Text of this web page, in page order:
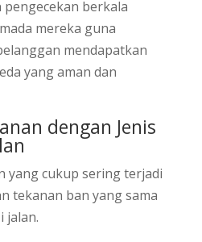
berkala
mereka guna
mendapatkan
yang aman dan
dengan Jenis
yang cukup sering terjadi
tekanan ban yang sama
jalan.